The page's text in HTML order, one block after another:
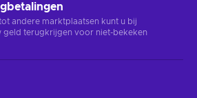
andere marktplaatsen kunt u bij
geld terugkrijgen voor niet-bekeken